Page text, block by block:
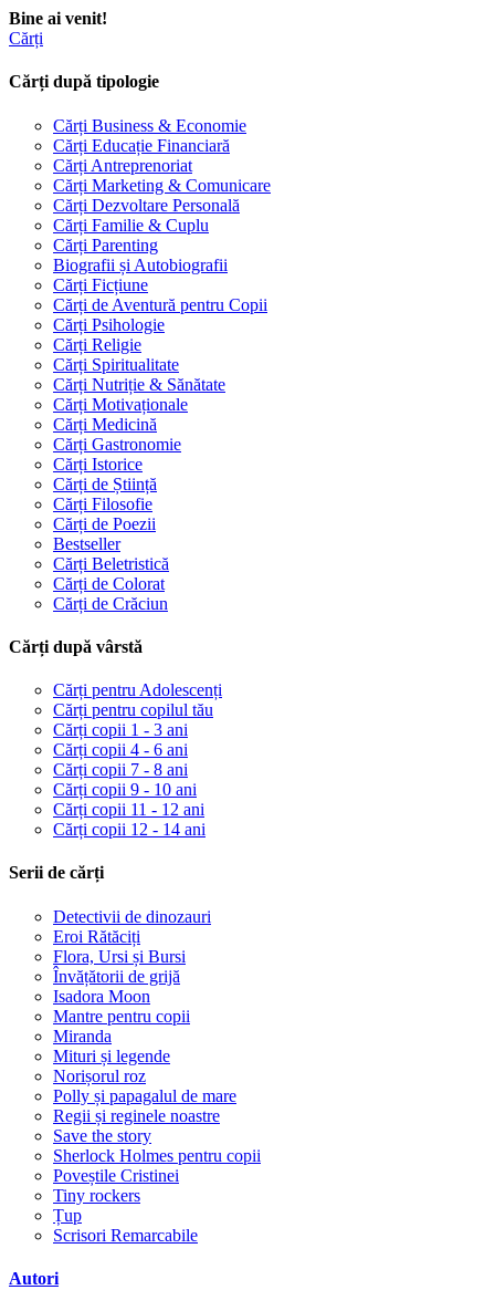
Bine ai venit!
Cărți
Cărți după tipologie
Cărți Business & Economie
Cărți Educație Financiară
Cărți Antreprenoriat
Cărți Marketing & Comunicare
Cărți Dezvoltare Personală
Cărți Familie & Cuplu
Cărți Parenting
Biografii și Autobiografii
Cărți Ficțiune
Cărți de Aventură pentru Copii
Cărți Psihologie
Cărți Religie
Cărți Spiritualitate
Cărți Nutriție & Sănătate
Cărți Motivaționale
Cărți Medicină
Cărți Gastronomie
Cărți Istorice
Cărți de Știință
Cărți Filosofie
Cărți de Poezii
Bestseller
Cărți Beletristică
Cărți de Colorat
Cărți de Crăciun
Cărți după vârstă
Cărți pentru Adolescenți
Cărți pentru copilul tău
Cărți copii 1 - 3 ani
Cărți copii 4 - 6 ani
Cărți copii 7 - 8 ani
Cărți copii 9 - 10 ani
Cărți copii 11 - 12 ani
Cărți copii 12 - 14 ani
Serii de cărți
Detectivii de dinozauri
Eroi Rătăciți
Flora, Ursi și Bursi
Învățătorii de grijă
Isadora Moon
Mantre pentru copii
Miranda
Mituri și legende
Norișorul roz
Polly și papagalul de mare
Regii și reginele noastre
Save the story
Sherlock Holmes pentru copii
Poveștile Cristinei
Tiny rockers
Țup
Scrisori Remarcabile
Autori